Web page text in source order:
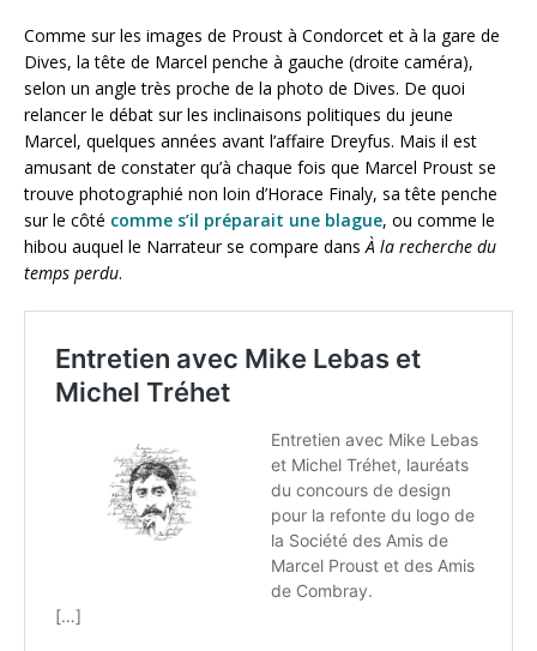
Comme sur les images de Proust à Condorcet et à la gare de
Dives, la tête de Marcel penche à gauche (droite caméra),
selon un angle très proche de la photo de Dives. De quoi
relancer le débat sur les inclinaisons politiques du jeune
Marcel, quelques années avant l’affaire Dreyfus. Mais il est
amusant de constater qu’à chaque fois que Marcel Proust se
trouve photographié non loin d’Horace Finaly, sa tête penche
sur le côté comme s’il préparait une blague, ou comme le
hibou auquel le Narrateur se compare dansÀ la recherche du
temps perdu.